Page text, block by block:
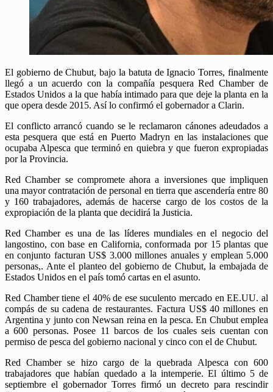
El gobierno de Chubut, bajo la batuta de Ignacio Torres, finalmente
llegó a un acuerdo con la compañía pesquera Red Chamber de
Estados Unidos a la que había intimado para que deje la planta en la
que opera desde 2015. Así lo confirmó el gobernador a Clarin.
El conflicto arrancó cuando se le reclamaron cánones adeudados a
esta pesquera que está en Puerto Madryn en las instalaciones que
ocupaba Alpesca que terminó en quiebra y que fueron expropiadas
por la Provincia.
Red Chamber se compromete ahora a inversiones que impliquen
una mayor contratación de personal en tierra que ascendería entre 80
y 160 trabajadores, además de hacerse cargo de los costos de la
expropiación de la planta que decidirá la Justicia.
Red Chamber es una de las líderes mundiales en el negocio del
langostino, con base en California, conformada por 15 plantas que
en conjunto facturan US$ 3.000 millones anuales y emplean 5.000
personas,. Ante el planteo del gobierno de Chubut, la embajada de
Estados Unidos en el país tomó cartas en el asunto.
Red Chamber tiene el 40% de ese suculento mercado en EE.UU. al
compás de su cadena de restaurantes. Factura US$ 40 millones en
Argentina y junto con Newsan reina en la pesca. En Chubut emplea
a 600 personas. Posee 11 barcos de los cuales seis cuentan con
permiso de pesca del gobierno nacional y cinco con el de Chubut.
Red Chamber se hizo cargo de la quebrada Alpesca con 600
trabajadores que habían quedado a la intemperie. El último 5 de
septiembre el gobernador Torres firmó un decreto para rescindir